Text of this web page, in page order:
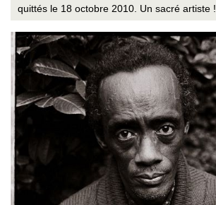
quittés le 18 octobre 2010. Un sacré artiste !